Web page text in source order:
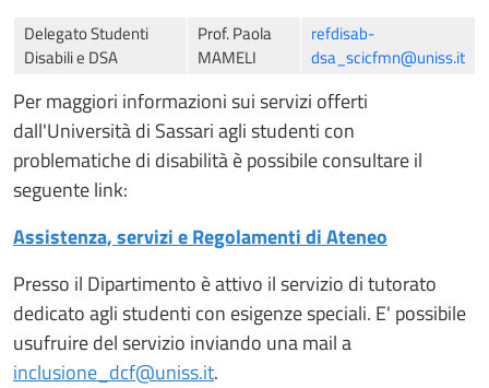
Delegato Studenti
Disabili e DSA
Prof. Paola
MAMELI
refdisab-
dsa_scicfmn@uniss.it
Per maggiori informazioni sui servizi offerti
dall'Università di Sassari agli studenti con
problematiche di disabilità è possibile consultare il
seguente link:
Assistenza, servizi e Regolamenti di Ateneo
Presso il Dipartimento è attivo il servizio di tutorato
dedicato agli studenti con esigenze speciali. E' possibile
usufruire del servizio inviando una mail a
inclusione_dcf@uniss.it.